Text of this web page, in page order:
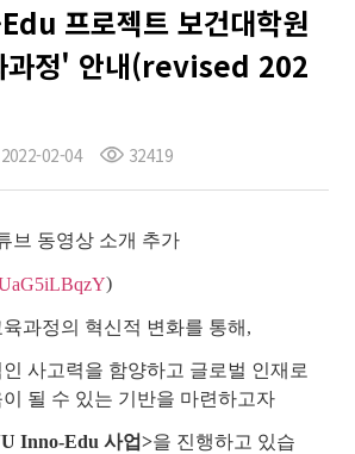
프로젝트 보건대학원
과정' 안내(revised 202
2022-02-04 32419
브 동영상 소개 추가
)
과정의 혁신적 변화를 통해,
사고력을 함양하고 글로벌 인재로
될 수 있는 기반을 마련하고자
Inno-Edu 사업>을 진행하고 있습